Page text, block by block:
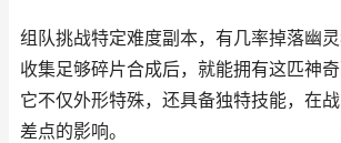
组队挑战特定难度副本，有几率掉落幽灵
收集足够碎片合成后，就能拥有这匹神奇
它不仅外形特殊，还具备独特技能，在
差点的影响。